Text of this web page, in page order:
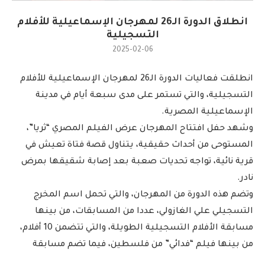
انطلاق الدورة الـ26 لمهرجان الإسماعيلية للأفلام
التسجيلية
2025-02-06
انطلقت فعاليات الدورة الـ26 لمهرجان الإسماعيلية للأفلام
التسجيلية، والتي تستمر على مدى سبعة أيام في مدينة
الإسماعيلية المصرية.
وشهد حفل افتتاح المهرجان عرض الفيلم المصري “ثريا”،
المستوحى من أحداث حقيقية، يتناول قصة فتاة تعيش في
قرية نائية، تواجه تحديات صعبة بعد إصابة شقيقها بمرض
نادر.
وتضم هذه الدورة من المهرجان، والتي تحمل اسم المخرج
التسجيلي علي الغازولي، عددا من المسابقات، من بينها
مسابقة الأفلام التسجيلية الطويلة، والتي تتضمن 10 أفلام،
من بينها فيلم “فدائي” من فلسطين، فيما تضم مسابقة